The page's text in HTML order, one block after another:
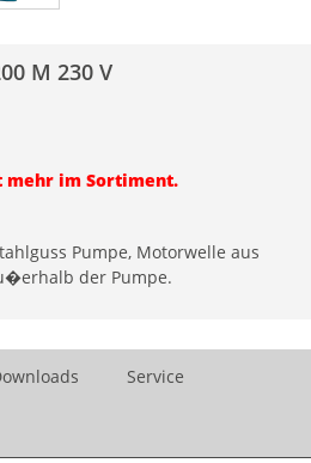
M 230 V
im Sortiment.
Pumpe, Motorwelle aus
der Pumpe.
Service